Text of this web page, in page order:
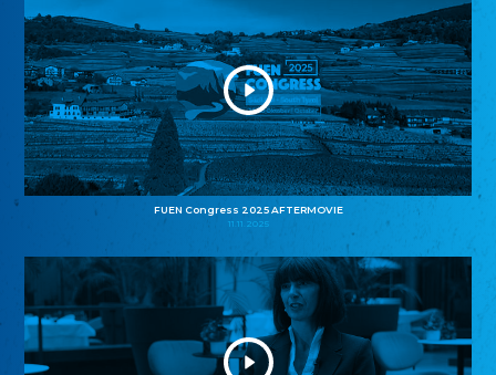
FUEN Congress 2025 AFTERMOVIE
11.11.2025